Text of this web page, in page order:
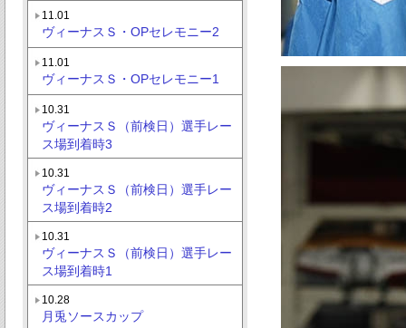
11.01
ヴィーナスＳ・OPセレモニー2
11.01
ヴィーナスＳ・OPセレモニー1
10.31
ヴィーナスＳ（前検日）選手レー
ス場到着時3
10.31
ヴィーナスＳ（前検日）選手レー
ス場到着時2
10.31
ヴィーナスＳ（前検日）選手レー
ス場到着時1
10.28
月兎ソースカップ